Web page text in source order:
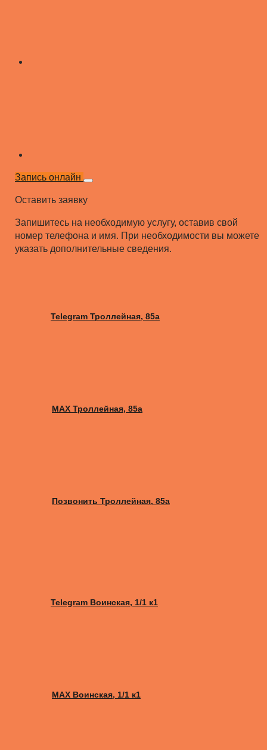
Запись онлайн
Оставить заявку
Запишитесь на необходимую услугу, оставив свой
номер телефона и имя. При необходимости вы можете
указать дополнительные сведения.
Telegram Троллейная, 85а
MAX Троллейная, 85а
Позвонить Троллейная, 85а
Telegram Воинская, 1/1 к1
MAX Воинская, 1/1 к1